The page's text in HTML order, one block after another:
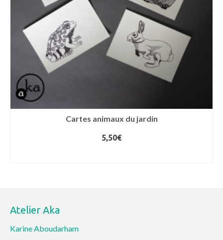
Cartes animaux du jardin
5,50€
Atelier Aka
Karine Aboudarham